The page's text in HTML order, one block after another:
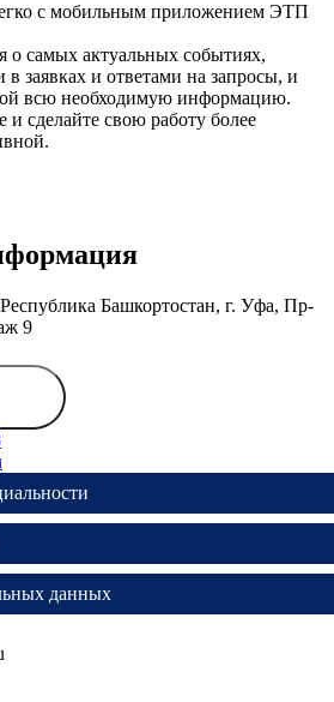
с мобильным приложением ЭТП
о самых актуальных событиях,
в заявках и ответами на запросы, и
всю необходимую информацию.
сделайте свою работу более
Башкортостан, г. Уфа, Пр-
9
данных